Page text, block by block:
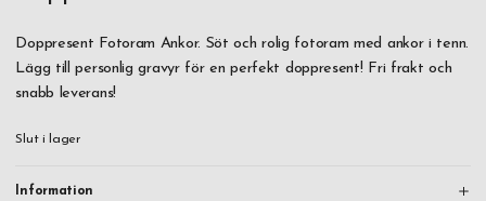
Doppresent Fotoram Ankor. Söt och rolig fotoram med ankor i tenn.
Lägg till personlig gravyr för en perfekt doppresent! Fri frakt och
snabb leverans!
Slut i lager
Information